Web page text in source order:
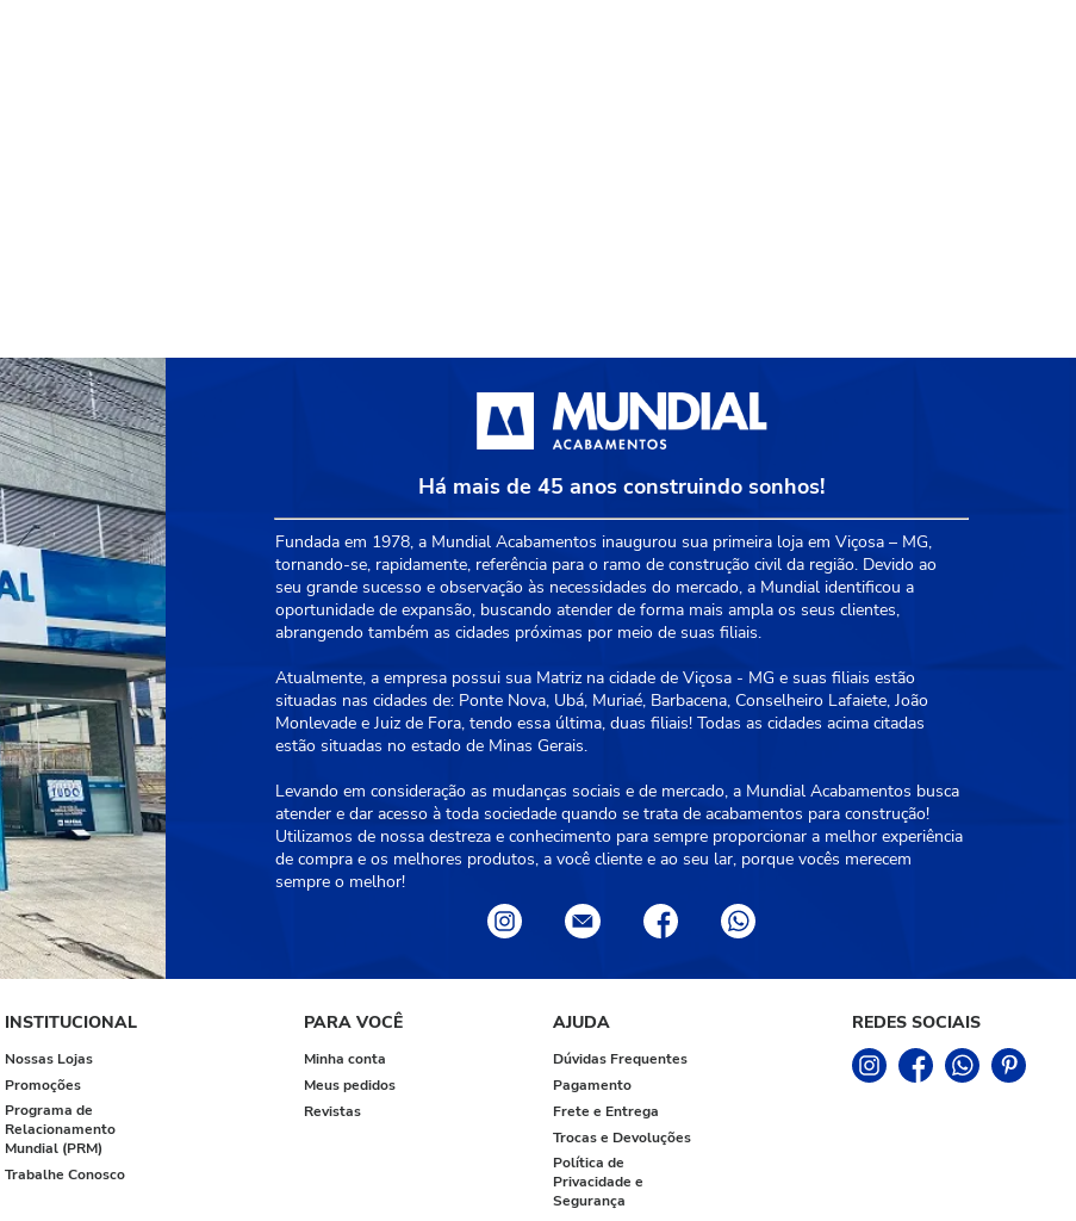
Há mais de 45 anos construindo sonhos!
Fundada em 1978, a Mundial Acabamentos inaugurou sua primeira loja em Viçosa – MG,
tornando-se, rapidamente, referência para o ramo de construção civil da região. Devido ao
seu grande sucesso e observação às necessidades do mercado, a Mundial identificou a
oportunidade de expansão, buscando atender de forma mais ampla os seus clientes,
abrangendo também as cidades próximas por meio de suas filiais.
Atualmente, a empresa possui sua Matriz na cidade de Viçosa - MG e suas filiais estão
situadas nas cidades de: Ponte Nova, Ubá, Muriaé, Barbacena, Conselheiro Lafaiete, João
Monlevade e Juiz de Fora, tendo essa última, duas filiais! Todas as cidades acima citadas
estão situadas no estado de Minas Gerais.
Levando em consideração as mudanças sociais e de mercado, a Mundial Acabamentos busca
atender e dar acesso à toda sociedade quando se trata de acabamentos para construção!
Utilizamos de nossa destreza e conhecimento para sempre proporcionar a melhor experiência
de compra e os melhores produtos, a você cliente e ao seu lar, porque vocês merecem
sempre o melhor!
INSTITUCIONAL
Nossas Lojas
Promoções
Programa de
Relacionamento
Mundial (PRM)
Trabalhe Conosco
PARA VOCÊ
Minha conta
Meus pedidos
Revistas
AJUDA
Dúvidas Frequentes
Pagamento
Frete e Entrega
Trocas e Devoluções
Política de
Privacidade e
Segurança
REDES SOCIAIS